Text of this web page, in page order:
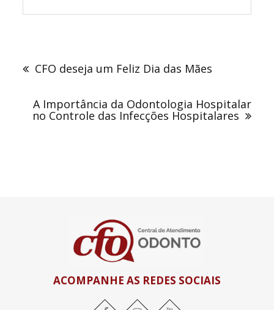
PostCFO deseja um Feliz Dia das Mães
A Importância da Odontologia Hospitalar
no Controle das Infecções Hospitalares
ACOMPANHE AS REDES SOCIAIS